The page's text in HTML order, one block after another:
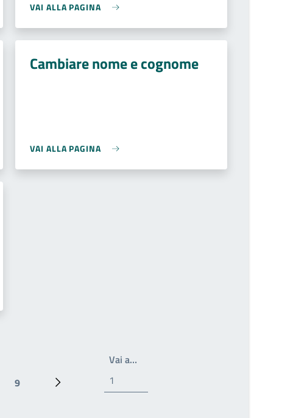
VAI ALLA PAGINA
Cambiare nome e cognome
VAI ALLA PAGINA
Pagina
9
Prossima pagina
Vai a…